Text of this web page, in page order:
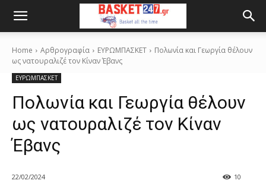
Home Αρθρογραφία ΕΥΡΩΜΠΑΣΚΕΤ
Πολωνία και Γεωργία θέλουν
ως νατουραλιζέ τον Κίναν Έβανς
ΕΥΡΩΜΠΑΣΚΕΤ
Πολωνία και Γεωργία θέλουν
ως νατουραλιζέ τον Κίναν
Έβανς
22/02/2024 10